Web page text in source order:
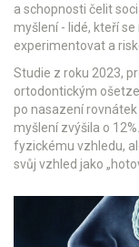
a schopnosti čelit
myšlení - lidé, kteří
experimentovat a
Studie z roku 2023,
ortodontickým
po nasazení
myšlení zvýšila o
fyzickému vzhledu,
svůj vzhled jako